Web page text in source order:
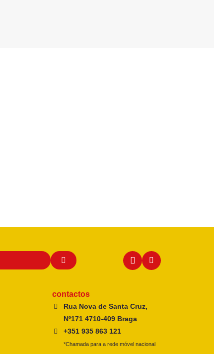
contactos
Rua Nova de Santa Cruz,
Nº171 4710-409 Braga
+351 935 863 121
*Chamada para a rede móvel nacional